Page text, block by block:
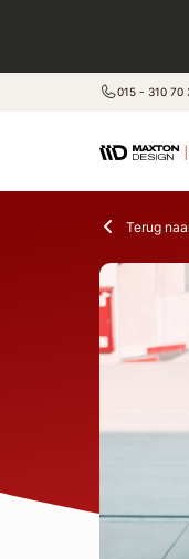
015 - 310 70
Terug